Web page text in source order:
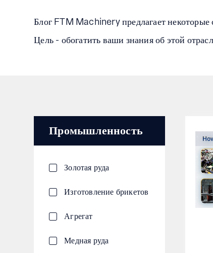
Блог FTM Machinery предлагает
Цель - обогатить ваши знания об этой
Промышленность
Золотая руда
Изготовление брикетов
Агрегат
Медная руда